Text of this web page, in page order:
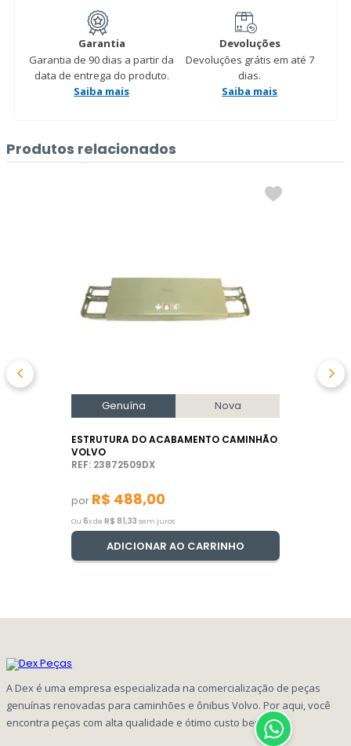
Garantia
Garantia de 90 dias a partir da
data de entrega do produto.
Saiba mais
Devoluções
Devoluções grátis em até 7
dias.
Saiba mais
Produtos relacionados
Genuína Nova
ESTRUTURA DO ACABAMENTO CAMINHÃO
VOLVO
REF: 23872509DX
por R$ 488,00
Ou 6x de R$ 81,33 sem juros
ADICIONAR AO CARRINHO
A Dex é uma empresa especializada na comercialização de peças
genuínas renovadas para caminhões e ônibus Volvo. Por aqui, você
encontra peças com alta qualidade e ótimo custo benefício!